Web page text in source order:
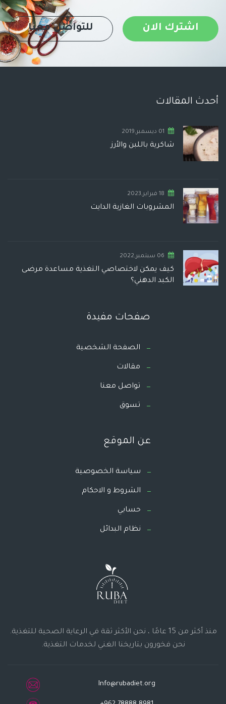
اشترك الان للتواصل معنا
أحدث المقالات
01 ديسمبر,2019
شاكرية باللبن والأرز
18 فبراير,2023
المشروبات الغازية الدايت
06 سبتمبر,2022
كيف يمكن لاختصاصي التغذية مساعدة مرضى
الكبد الدهني؟
صفحات مفيدة
الصفحة الشخصية
مقالات
تواصل معنا
تسوق
عن الموقع
سياسة الخصوصية
الشروط و الاحكام
حسابي
نظام البدائل
منذ أكثر من 15 عامًا ، نحن الأكثر ثقة في الرعاية الصحية للتغذية.
نحن فخورون بتاريخنا الغني لخدمات التغذية.
Info@rubadiet.org